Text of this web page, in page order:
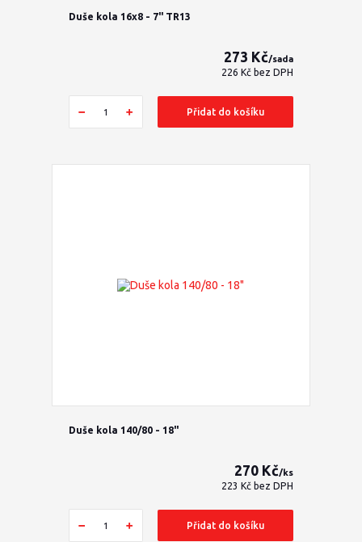
Duše kola 16x8 - 7" TR13
273 Kč/sada
226 Kč bez DPH
Přidat do košíku
Duše kola 140/80 - 18"
270 Kč/ks
223 Kč bez DPH
Přidat do košíku